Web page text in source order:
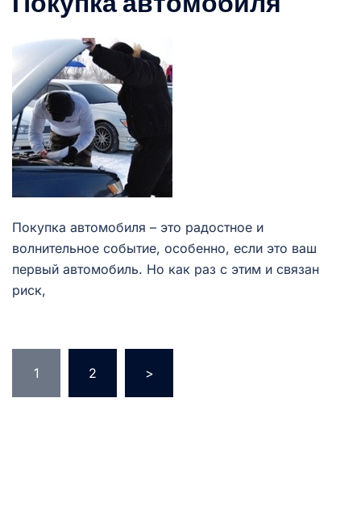
Покупка автомобиля – это радостное и
волнительное событие, особенно, если это ваш
первый автомобиль. Но как раз с этим и связан
риск,
Пагинация
записей
1 2 >